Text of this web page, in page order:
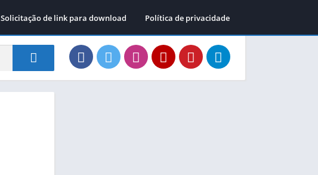
Solicitação de link para download Política de privacidade